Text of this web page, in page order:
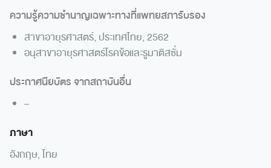
ความรู้ความชำนาญเฉพาะทางที่แพทยสภารับรอง
สาขาอายุรศาสตร์, ประเทศไทย, 2562
อนุสาขาอายุรศาสตร์โรคข้อและรูมาติสซั่ม
ประกาศนียบัตร จากสถาบันอื่น
–
ภาษา
อังกฤษ, ไทย